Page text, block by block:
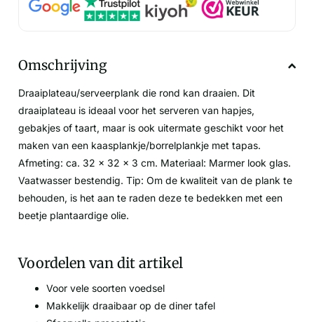
Omschrijving
Draaiplateau/serveerplank die rond kan draaien. Dit
draaiplateau is ideaal voor het serveren van hapjes,
gebakjes of taart, maar is ook uitermate geschikt voor het
maken van een kaasplankje/borrelplankje met tapas.
Afmeting: ca. 32 x 32 x 3 cm. Materiaal: Marmer look glas.
Vaatwasser bestendig. Tip: Om de kwaliteit van de plank te
behouden, is het aan te raden deze te bedekken met een
beetje plantaardige olie.
Voordelen van dit artikel
Voor vele soorten voedsel
Makkelijk draaibaar op de diner tafel